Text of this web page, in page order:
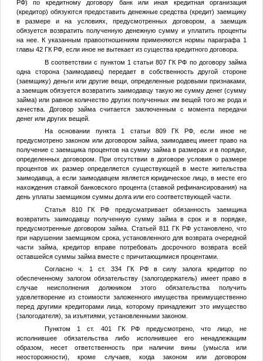
РФ) по кредитному договору банк или иная кредитная организация
(кредитор) обязуются предоставить денежные средства (кредит) заемщику
в размере и на условиях, предусмотренных договором, а заемщик
обязуется возвратить полученную денежную сумму и уплатить проценты
на нее. К указанным правоотношениям применяются нормы параграфа 1
главы 42 ГК РФ, если иное не вытекает из существа кредитного договора.
В соответствии с пунктом 1 статьи 807 ГК РФ по договору займа
одна сторона (заимодавец) передает в собственность другой стороне
(заемщику) деньги или другие вещи, определенные родовыми признаками,
а заемщик обязуется возвратить заимодавцу такую же сумму денег (сумму
займа) или равное количество других полученных им вещей того же рода и
качества. Договор займа считается заключенным с момента передачи
денег или других вещей.
На основании пункта 1 статьи 809 ГК РФ, если иное не
предусмотрено законом или договором займа, заимодавец имеет право на
получение с заемщика процентов на сумму займа в размерах и в порядке,
определенных договором. При отсутствии в договоре условия о размере
процентов их размер определяется существующей в месте жительства
заимодавца, а если заимодавцем является юридическое лицо, в месте его
нахождения ставкой банковского процента (ставкой рефинансирования) на
день уплаты заемщиком суммы долга или его соответствующей части.
Статья 810 ГК РФ предусматривает обязанность заемщика
возвратить заимодавцу полученную сумму займа в срок и в порядке,
предусмотренные договором займа. Статьей 811 ГК РФ установлено, что
при нарушении заемщиком срока, установленного для возврата очередной
части займа, кредитор вправе потребовать досрочного возврата всей
оставшейся суммы займа вместе с причитающимися процентами.
Согласно ч. 1 ст. 334 ГК РФ в силу залога кредитор по
обеспеченному залогом обязательству (залогодержатель) имеет право в
случае неисполнения должником этого обязательства получить
удовлетворение из стоимости заложенного имущества преимущественно
перед другими кредиторами лица, которому принадлежит это имущество
(залогодателя), за изъятиями, установленными законом.
Пунктом 1 ст. 401 ГК РФ предусмотрено, что лицо, не
исполнившее обязательства либо исполнившее его ненадлежащим
образом, несет ответственность при наличии вины (умысла или
неосторожности), кроме случаев, когда законом или договором